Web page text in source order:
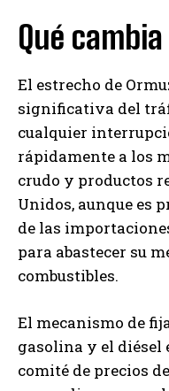
Qué
El estrecho de
significativa del
cualquier
rápidamente a los
crudo y productos
Unidos, aunque es
de las
para abastecer su
combustibles.
El mecanismo de
gasolina y el diésel
comité de precios